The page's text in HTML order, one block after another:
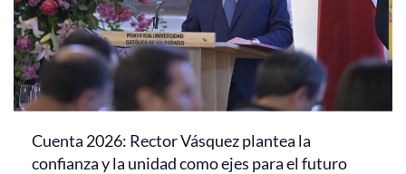
Cuenta 2026: Rector Vásquez plantea la
confianza y la unidad como ejes para el futuro